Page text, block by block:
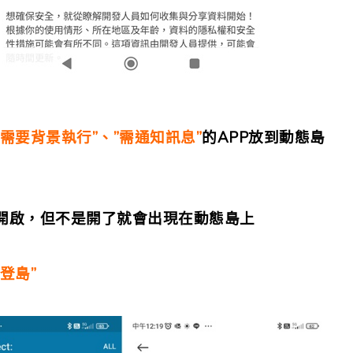
要背景執行”、”需通知訊息”的APP放到動態島
，但不是開了就會出現在動態島上
島”